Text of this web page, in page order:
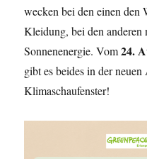
wecken bei den einen den
Kleidung, bei den anderen
Sonnenenergie. Vom24.
gibt es beides in der
Klimaschaufenster!